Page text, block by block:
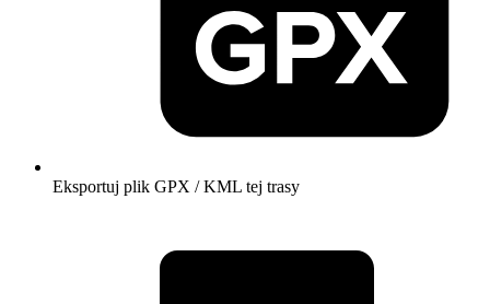
Eksportuj plik GPX / KML tej trasy